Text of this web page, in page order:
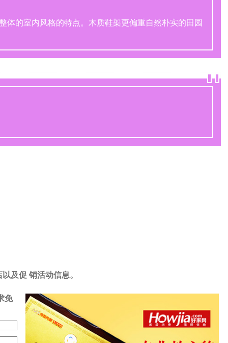
的室内风格的特点。木质鞋架更偏重自然朴实的田园
及促 销活动信息。
免